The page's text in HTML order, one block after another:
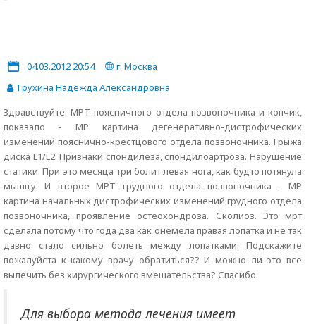
04.03.2012 20:54
г. Москва
Трухина Надежда Александровна
Здравствуйте. МРТ поясничного отдела позвоночника и копчик,
показало - МР картина дегенеративно-дистрофических
изменений пояснично-крестцового отдела позвоночника. Грыжа
диска L1/L2. Признаки спондилеза, спондилоартроза. Нарушение
статики. При это месяца три болит левая нога, как будто потянула
мышцу. И второе МРТ грудного отдела позвоночника - МР
картина начальных дистрофических изменений грудного отдела
позвоночника, проявление остеохондроза. Сколиоз. Это мрт
сделала потому что года два как онемела правая лопатка и не так
давно стало сильно болеть между лопатками. Подскажите
пожалуйста к какому врачу обратиться?? И можно ли это все
вылечить без хирургического вмешательства? Спасибо.
Для выбора метода лечения имеет